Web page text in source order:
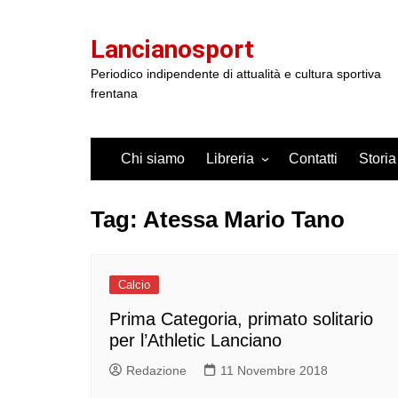
Lancianosport
Periodico indipendente di attualità e cultura sportiva
frentana
Chi siamo Libreria Contatti
Tag: Atessa Mario Tano
Calcio
Prima Categoria, primato solitario
per l’Athletic Lanciano
Redazione 11 Novembre 2018